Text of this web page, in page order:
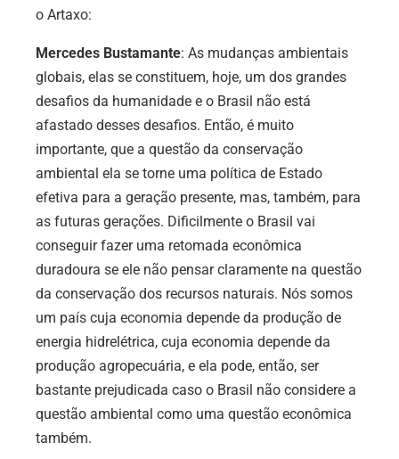
o Artaxo:
Mercedes Bustamante: As mudanças ambientais
globais, elas se constituem, hoje, um dos grandes
desafios da humanidade e o Brasil não está
afastado desses desafios. Então, é muito
importante, que a questão da conservação
ambiental ela se torne uma política de Estado
efetiva para a geração presente, mas, também, para
as futuras gerações. Dificilmente o Brasil vai
conseguir fazer uma retomada econômica
duradoura se ele não pensar claramente na questão
da conservação dos recursos naturais. Nós somos
um país cuja economia depende da produção de
energia hidrelétrica, cuja economia depende da
produção agropecuária, e ela pode, então, ser
bastante prejudicada caso o Brasil não considere a
questão ambiental como uma questão econômica
também.